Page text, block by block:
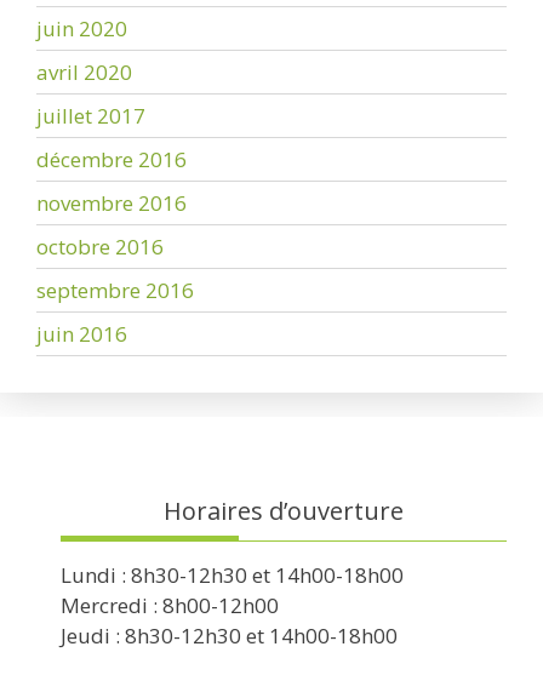
juin 2020
avril 2020
juillet 2017
décembre 2016
novembre 2016
octobre 2016
septembre 2016
juin 2016
Horaires d’ouverture
Lundi : 8h30-12h30 et 14h00-18h00
Mercredi : 8h00-12h00
Jeudi : 8h30-12h30 et 14h00-18h00